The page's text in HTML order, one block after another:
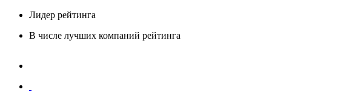
Лидер рейтинга
В числе лучших компаний рейтинга